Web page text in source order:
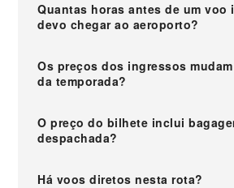
Quantas horas antes de um voo
devo chegar ao aeroporto?
Os preços dos ingressos
da temporada?
O preço do bilhete inclui
despachada?
Há voos diretos nesta rota?